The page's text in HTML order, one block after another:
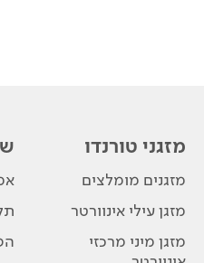
מזגני טורנדו
מזגנים מומלצים
מזגן עילי אינוורטר
מזגן מיני מרכזי